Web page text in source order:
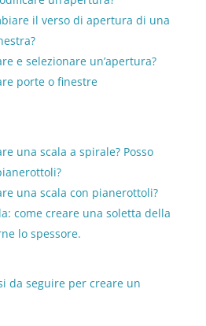
il verso di apertura di una
e selezionare un’apertura?
porte o finestre
una scala a spirale? Posso
una scala con pianerottoli?
come creare una soletta della
lo spessore.
da seguire per creare un